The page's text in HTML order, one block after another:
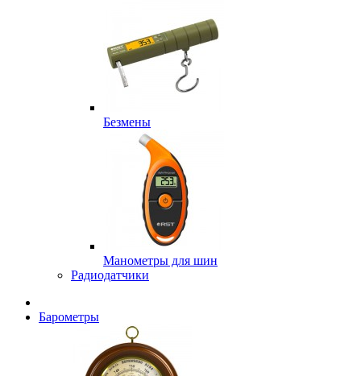
Безмены
Манометры для шин
Радиодатчики
Барометры